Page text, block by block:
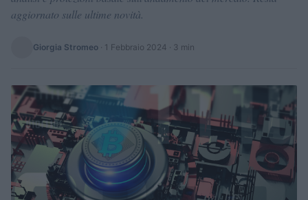
aggiornato sulle ultime novità.
Giorgia Stromeo · 1 Febbraio 2024 · 3 min